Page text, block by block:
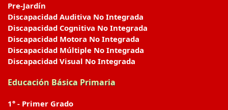
Pre-Jardín
Discapacidad Auditiva No Integrada
Discapacidad Cognitiva No Integrada
Discapacidad Motora No Integrada
Discapacidad Múltiple No Integrada
Discapacidad Visual No Integrada
Educación Básica Primaria
1° - Primer Grado